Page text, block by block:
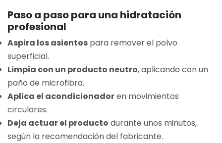
Paso a paso para una hidratación
profesional
Aspira los asientos para remover el polvo
superficial.
Limpia con un producto neutro, aplicando con un
paño de microfibra.
Aplica el acondicionadoren movimientos
circulares.
Deja actuar el producto durante unos minutos,
según la recomendación del fabricante.